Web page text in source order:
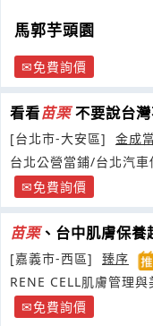
馬郭芋頭園
免費詢價
看看苗栗不要說台灣
收當~
[台北市-大安區]
金成
台北公營當鋪/台北汽
元日息免費詢價
苗栗、台中肌膚保養
[嘉義市-西區]
臻序
RENE CELL肌膚管理
免費詢價